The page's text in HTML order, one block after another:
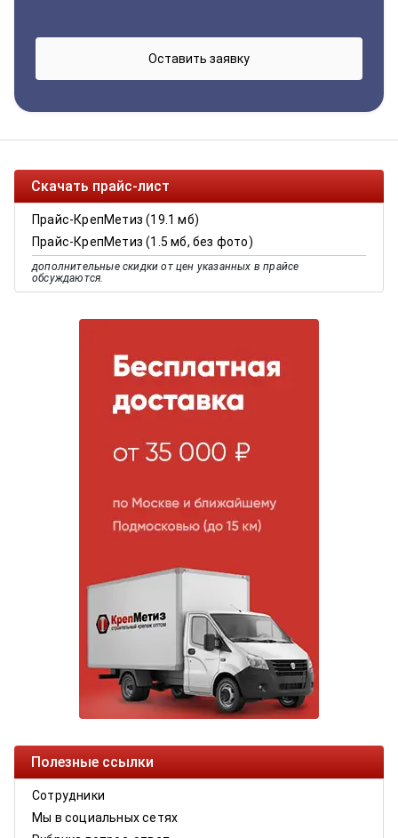
Скачать прайс-лист
Прайс-КрепМетиз (19.1 мб)
Прайс-КрепМетиз (1.5 мб, без фото)
дополнительные скидки от цен указанных в прайсе
обсуждаются.
Полезные ссылки
Сотрудники
Мы в социальных сетях